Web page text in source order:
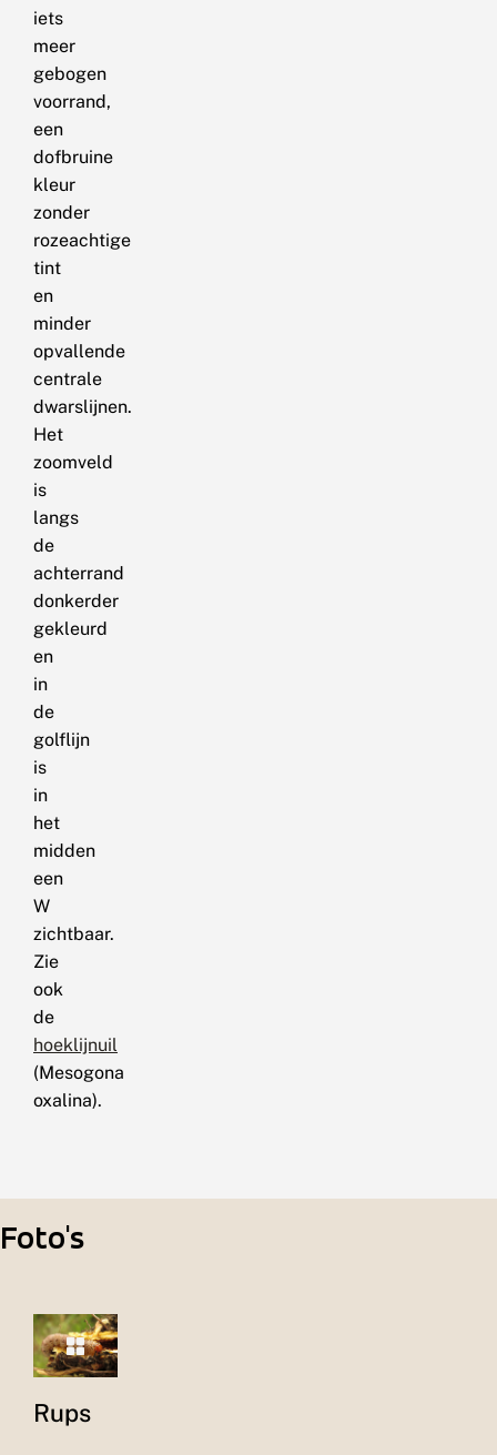
iets
meer
gebogen
voorrand,
een
dofbruine
kleur
zonder
rozeachtige
tint
en
minder
opvallende
centrale
dwarslijnen.
Het
zoomveld
is
langs
de
achterrand
donkerder
gekleurd
en
in
de
golflijn
is
in
het
midden
een
W
zichtbaar.
Zie
ook
de
hoeklijnuil
(Mesogona
oxalina).
Foto's
Rups